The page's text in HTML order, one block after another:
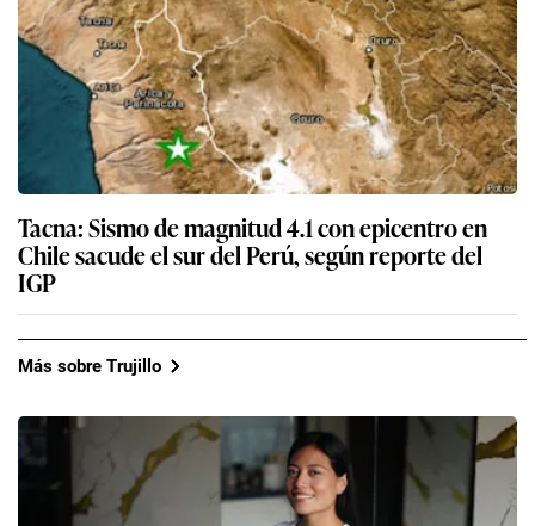
Tacna: Sismo de magnitud 4.1 con epicentro en
Chile sacude el sur del Perú, según reporte del
IGP
Más sobre Trujillo